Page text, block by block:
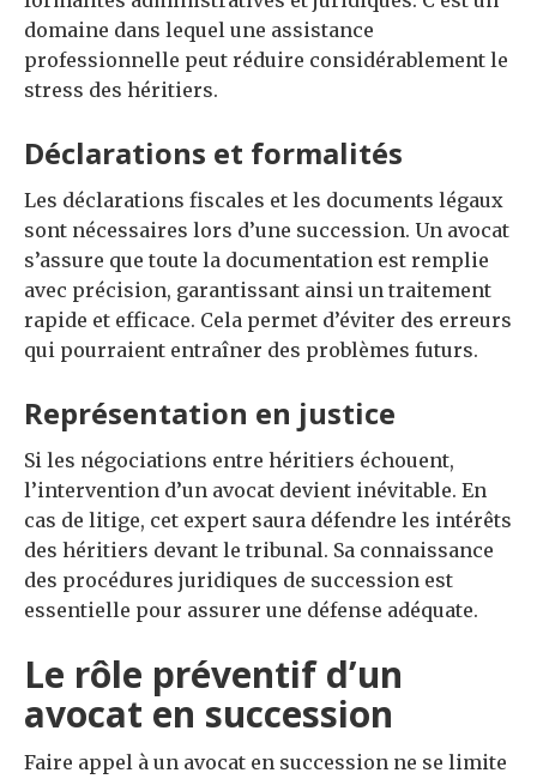
domaine dans lequel une assistance
professionnelle peut réduire considérablement le
stress des héritiers.
Déclarations et formalités
Les déclarations fiscales et les documents légaux
sont nécessaires lors d’une succession. Un avocat
s’assure que toute la documentation est remplie
avec précision, garantissant ainsi un traitement
rapide et efficace. Cela permet d’éviter des erreurs
qui pourraient entraîner des problèmes futurs.
Représentation en justice
Si les négociations entre héritiers échouent,
l’intervention d’un avocat devient inévitable. En
cas de litige, cet expert saura défendre les intérêts
des héritiers devant le tribunal. Sa connaissance
des procédures juridiques de succession est
essentielle pour assurer une défense adéquate.
Le rôle préventif d’un
avocat en succession
Faire appel à un avocat en succession ne se limite